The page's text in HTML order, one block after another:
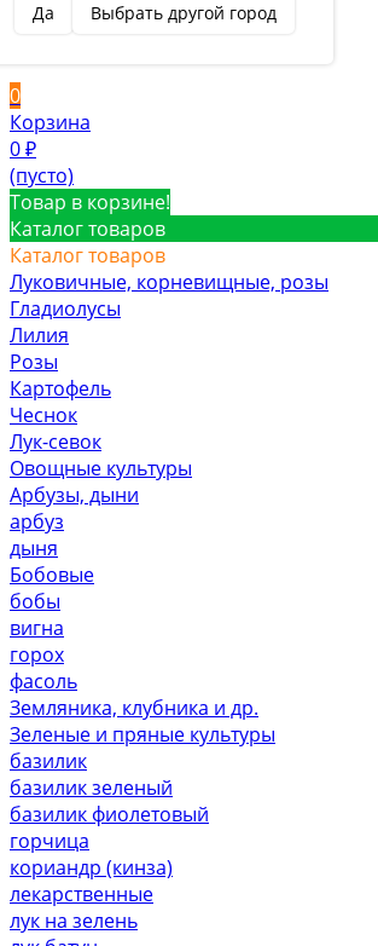
Да Выбрать другой город
Вход
0
Корзина
0 ₽
(пусто)
Товар в корзине!
Каталог товаров
Каталог товаров
Луковичные, корневищные, розы
Гладиолусы
Лилия
Розы
Картофель
Чеснок
Лук-севок
Овощные культуры
Арбузы, дыни
арбуз
дыня
Бобовые
бобы
вигна
горох
фасоль
Земляника, клубника и др.
Зеленые и пряные культуры
базилик
базилик зеленый
базилик фиолетовый
горчица
кориандр (кинза)
лекарственные
лук на зелень